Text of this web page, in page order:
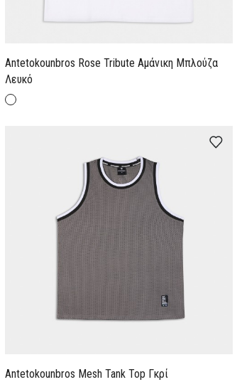
Antetokounbros Rose Tribute Aμάνικη Μπλούζα
Λευκό
Antetokounbros Mesh Tank Top Γκρί